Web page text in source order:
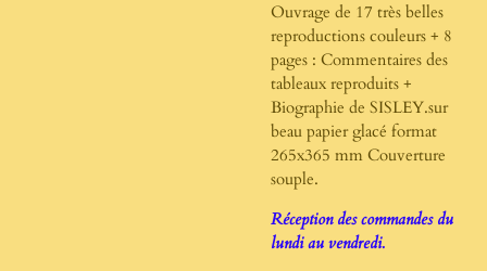
Ouvrage de 17 très belles
reproductions couleurs + 8
pages : Commentaires des
tableaux reproduits +
Biographie de SISLEY.sur
beau papier glacé format
265x365 mm Couverture
souple.
Réception des commandes du
lundi au vendredi.